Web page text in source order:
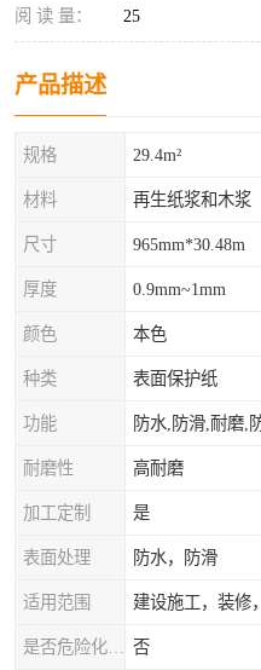
阅 读 量： 25
产品描述
规格 29.4m²
材料 再生纸浆和木浆
尺寸 965mm*30.48m
厚度 0.9mm~1mm
颜色 本色
种类 表面保护纸
功能 防水,防滑,耐磨,
耐磨性 高耐磨
加工定制 是
表面处理 防水，防滑
适用范围 建设施工，装修
否